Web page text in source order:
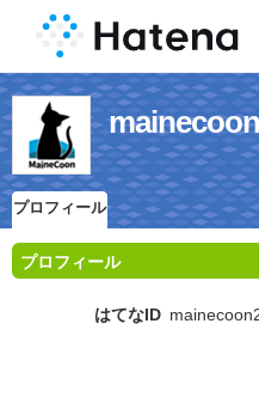
プロフィール
プロフィール
はてなID